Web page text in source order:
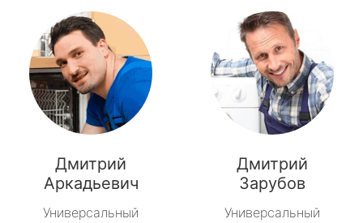
Дмитрий
Аркадьевич
Универсальный
Дмитрий
Зарубов
Универсальный